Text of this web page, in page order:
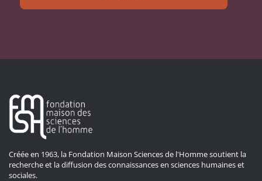
Créée en 1963, la Fondation Maison Sciences de l'Homme soutient la
recherche et la diffusion des connaissances en sciences humaines et
sociales.